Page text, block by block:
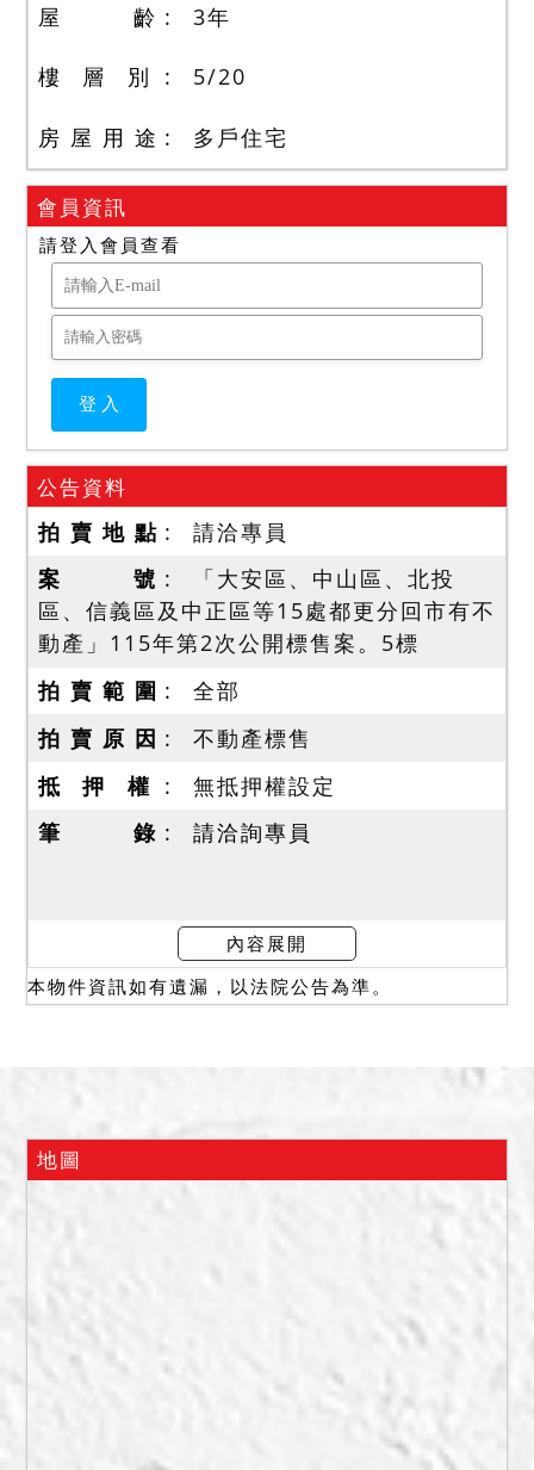
屋 齡 3年
樓 層 別 5/20
房 屋 用 途 多戶住宅
會員資訊
請登入會員查看
公告資料
拍 賣 地 點
請洽專員
案 號
「大安區、中山區、北投
區、信義區及中正區等15處都更分回市有不
動產」115年第2次公開標售案。5標
拍 賣 範 圍
全部
拍 賣 原 因
不動產標售
抵 押 權
無抵押權設定
筆 錄
請洽詢專員
內容展開
本物件資訊如有遺漏，以法院公告為準。
地圖